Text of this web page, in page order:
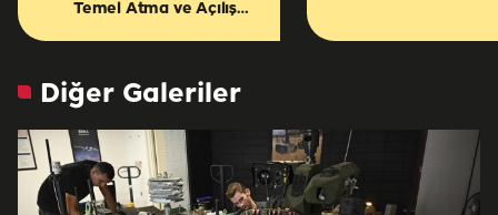
Temel Atma ve Açılış
Diğer Galeriler